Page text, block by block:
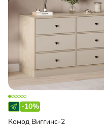
-10%
Комод Виггинс-2